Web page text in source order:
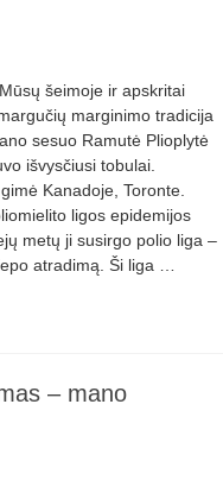
šeimoje ir apskritai
marginimo tradicija
sesuo Ramutė Plioplytė
išvysčiusi tobulai.
Kanadoje, Toronte.
ligos epidemijos
metų ji susirgo polio liga –
atradimą. Ši liga …
– mano